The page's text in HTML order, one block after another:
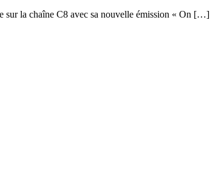
sur la chaîne C8 avec sa nouvelle émission « On […]